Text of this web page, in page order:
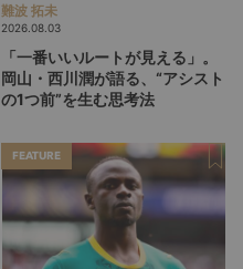
難波 拓未
2026.08.03
「一番いいルートが見える」。
岡山・西川潤が語る、“アシスト
の1つ前”を生む思考法
FEATURE